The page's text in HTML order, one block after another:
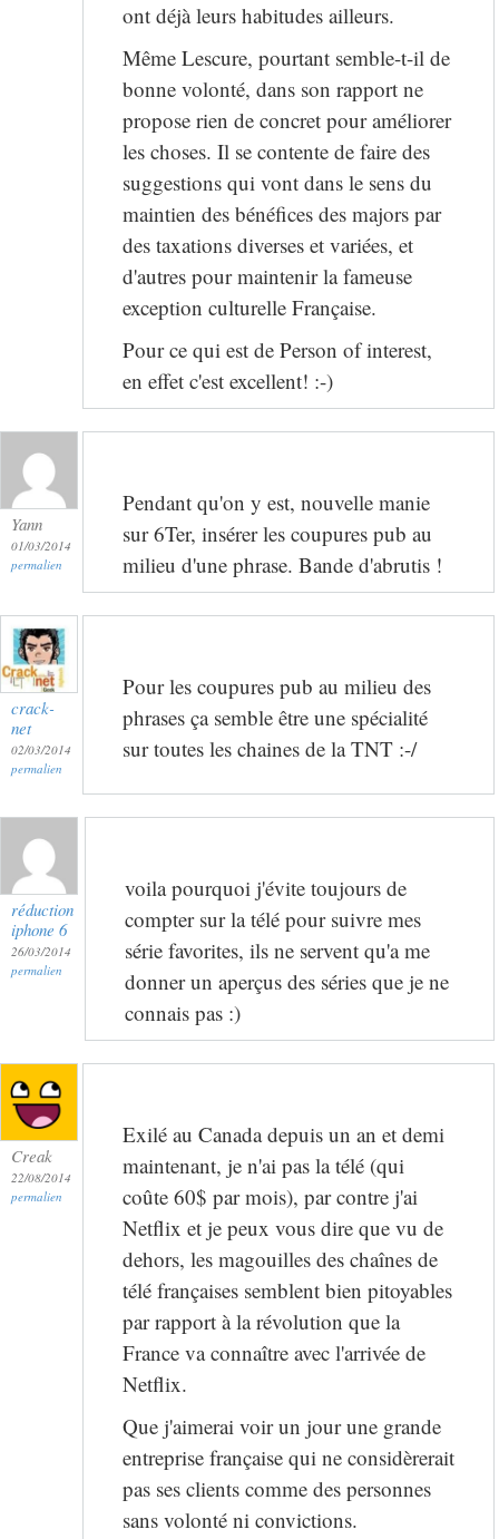
ont déjà leurs habitudes ailleurs.
Même Lescure, pourtant semble-t-il de
bonne volonté, dans son rapport ne
propose rien de concret pour améliorer
les choses. Il se contente de faire des
suggestions qui vont dans le sens du
maintien des bénéfices des majors par
des taxations diverses et variées, et
d'autres pour maintenir la fameuse
exception culturelle Française.
Pour ce qui est de Person of interest,
en effet c'est excellent! :-)
Yann
01/03/2014
permalien
Pendant qu'on y est, nouvelle manie
sur 6Ter, insérer les coupures pub au
milieu d'une phrase. Bande d'abrutis !
crack-
net
02/03/2014
permalien
Pour les coupures pub au milieu des
phrases ça semble être une spécialité
sur toutes les chaines de la TNT :-/
réduction
iphone 6
26/03/2014
permalien
voila pourquoi j'évite toujours de
compter sur la télé pour suivre mes
série favorites, ils ne servent qu'a me
donner un aperçus des séries que je ne
connais pas :)
Creak
22/08/2014
permalien
Exilé au Canada depuis un an et demi
maintenant, je n'ai pas la télé (qui
coûte 60$ par mois), par contre j'ai
Netflix et je peux vous dire que vu de
dehors, les magouilles des chaînes de
télé françaises semblent bien pitoyables
par rapport à la révolution que la
France va connaître avec l'arrivée de
Netflix.
Que j'aimerai voir un jour une grande
entreprise française qui ne considèrerait
pas ses clients comme des personnes
sans volonté ni convictions.